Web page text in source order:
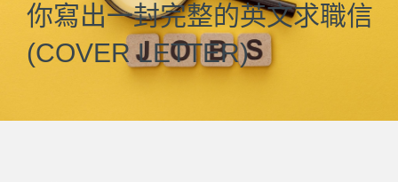
你寫出一封完整的英文求職信
(COVER LETTER)